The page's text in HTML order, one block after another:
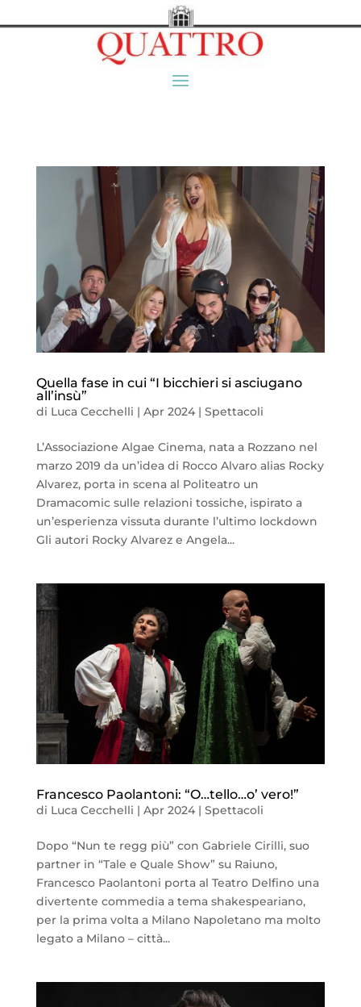
Quella fase in cui “I bicchieri si asciugano
all’insù”
di Luca Cecchelli | Apr 2024| Spettacoli
L’Associazione Algae Cinema, nata a Rozzano nel
marzo 2019 da un’idea di Rocco Alvaro alias Rocky
Alvarez, porta in scena al Politeatro un
Dramacomic sulle relazioni tossiche, ispirato a
un’esperienza vissuta durante l’ultimo lockdown
Gli autori Rocky Alvarez e Angela...
Francesco Paolantoni: “O…tello…o’ vero!”
di Luca Cecchelli | Apr 2024| Spettacoli
Dopo “Nun te regg più” con Gabriele Cirilli, suo
partner in “Tale e Quale Show” su Raiuno,
Francesco Paolantoni porta al Teatro Delfino una
divertente commedia a tema shakespeariano,
per la prima volta a Milano Napoletano ma molto
legato a Milano – città...